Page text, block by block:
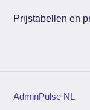
Prijstabellen en
AdminPulse NL